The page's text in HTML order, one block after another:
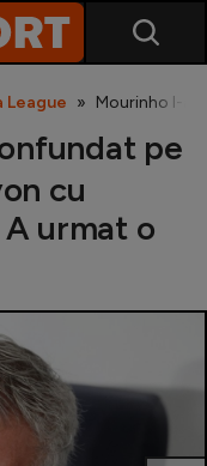
League Mourinho l-a
pe
cu
urmat o